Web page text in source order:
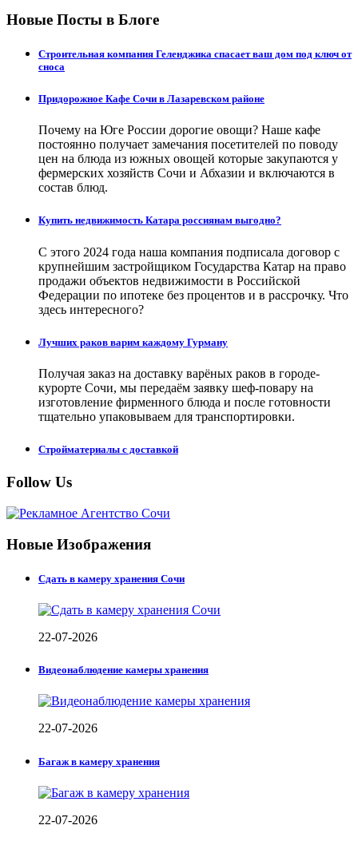
Новые Посты в Блоге
Строительная компания Геленджика спасает ваш дом под ключ от
сноса
Придорожное Кафе Сочи в Лазаревском районе
Почему на Юге России дорогие овощи? Наше кафе
постоянно получает замечания посетителей по поводу
цен на блюда из южных овощей которые закупаются у
фермерских хозяйств Сочи и Абхазии и включаются в
состав блюд.
Купить недвижимость Катара россиянам выгодно?
С этого 2024 года наша компания подписала договор с
крупнейшим застройщиком Государства Катар на право
продажи объектов недвижимости в Российской
Федерации по ипотеке без процентов и в рассрочку. Что
здесь интересного?
Лучших раков варим каждому Гурману
Получая заказ на доставку варёных раков в городе-
курорте Сочи, мы передаём заявку шеф-повару на
изготовление фирменного блюда и после готовности
тщательно упаковываем для транспортировки.
Стройматериалы с доставкой
Follow Us
Новые Изображения
Сдать в камеру хранения Сочи
22-07-2026
Видеонаблюдение камеры хранения
22-07-2026
Багаж в камеру хранения
22-07-2026